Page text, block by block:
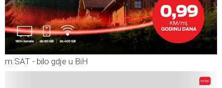
m:SAT - bilo gdje u BiH